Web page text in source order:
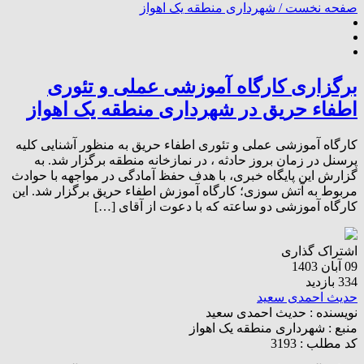
صفحه نخست / شهرداری منطقه یک اهواز
برگزاری کارگاه آموزشی عملی و تئوری
اطفاء حریق در شهرداری منطقه یک اهواز
کارگاه آموزشی عملی و تئوری اطفاء حریق به منظور آشنایی کلیه
پرسنل در زمان بروز حادثه ، در نمازخانه منطقه برگزار شد. به
گزارش این پایگاه خبری، با هدف حفظ آمادگی در مواجهه با حوادث
مربوط به آتش سوزی؛ کارگاه آموزش اطفاء حریق برگزار شد. این
کارگاه آموزشی دو ساعته که با دعوت از آقای […]
اشتراک گذاری
09 آبان 1403
334 بازدید
حدیث احمدی سعید
نویسنده : حدیث احمدی سعید
منبع : شهرداری منطقه یک اهواز
کد مطلب : 3193